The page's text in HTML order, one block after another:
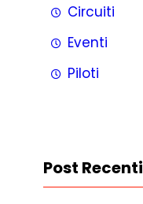
Circuiti
Eventi
Piloti
Post Recenti